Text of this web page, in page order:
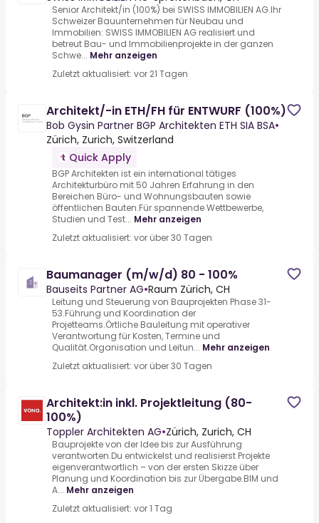
Senior Architekt/in (100%) bei SWISS IMMOBILIEN AG.Ihr
Schweizer Bauunternehmen für Neubau und
Immobilien: SWISS IMMOBILIEN AG realisiert und
betreut Bau- und Immobilienprojekte in der ganzen
Schwe... Mehr anzeigen
Zuletzt aktualisiert: vor 21 Tagen
Architekt/-in ETH/FH für ENTWURF (100%)
Bob Gysin Partner BGP Architekten ETH SIA BSA•
Zürich, Zurich, Switzerland
Quick Apply
BGP Architekten ist ein international tätiges
Architekturbüro mit 50 Jahren Erfahrung in den
Bereichen Büro- und Wohnungsbauten sowie
öffentlichen Bauten.Für spannende Wettbewerbe,
Studien und Test... Mehr anzeigen
Zuletzt aktualisiert: vor über 30 Tagen
Baumanager (m/w/d) 80 - 100%
Bauseits Partner AG•Raum Zürich, CH
Leitung und Steuerung von Bauprojekten Phase 31-
53.Führung und Koordination der
Projetteams.Örtliche Bauleitung mit operativer
Verantwortung für Kosten, Termine und
Qualität.Organisation und Leitun... Mehr anzeigen
Zuletzt aktualisiert: vor über 30 Tagen
Architekt:in inkl. Projektleitung (80-
100%)
Toppler Architekten AG•Zürich, Zurich, CH
Bauprojekte von der Idee bis zur Ausführung
verantworten.Du entwickelst und realisierst Projekte
eigenverantwortlich – von der ersten Skizze über
Planung und Koordination bis zur Übergabe.BIM und
A... Mehr anzeigen
Zuletzt aktualisiert: vor 1 Tag